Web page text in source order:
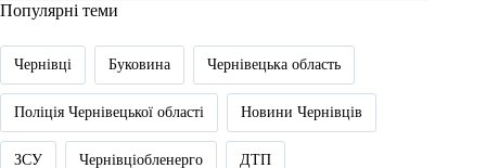
Популярні теми
Чернівці Буковина Чернівецька область
Поліція Чернівецької області Новини Чернівців
ЗСУ Чернівціобленерго ДТП